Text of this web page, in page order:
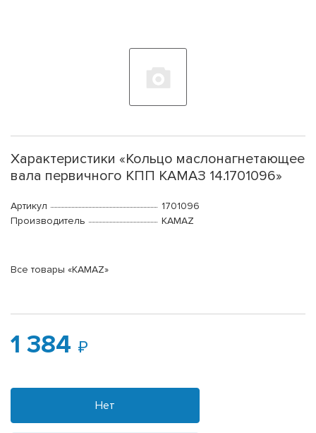
Характеристики «Кольцо маслонагнетающее
вала первичного КПП КАМАЗ 14.1701096»
Артикул
1701096
Производитель
KAMAZ
Все товары «KAMAZ»
1 384
Нет